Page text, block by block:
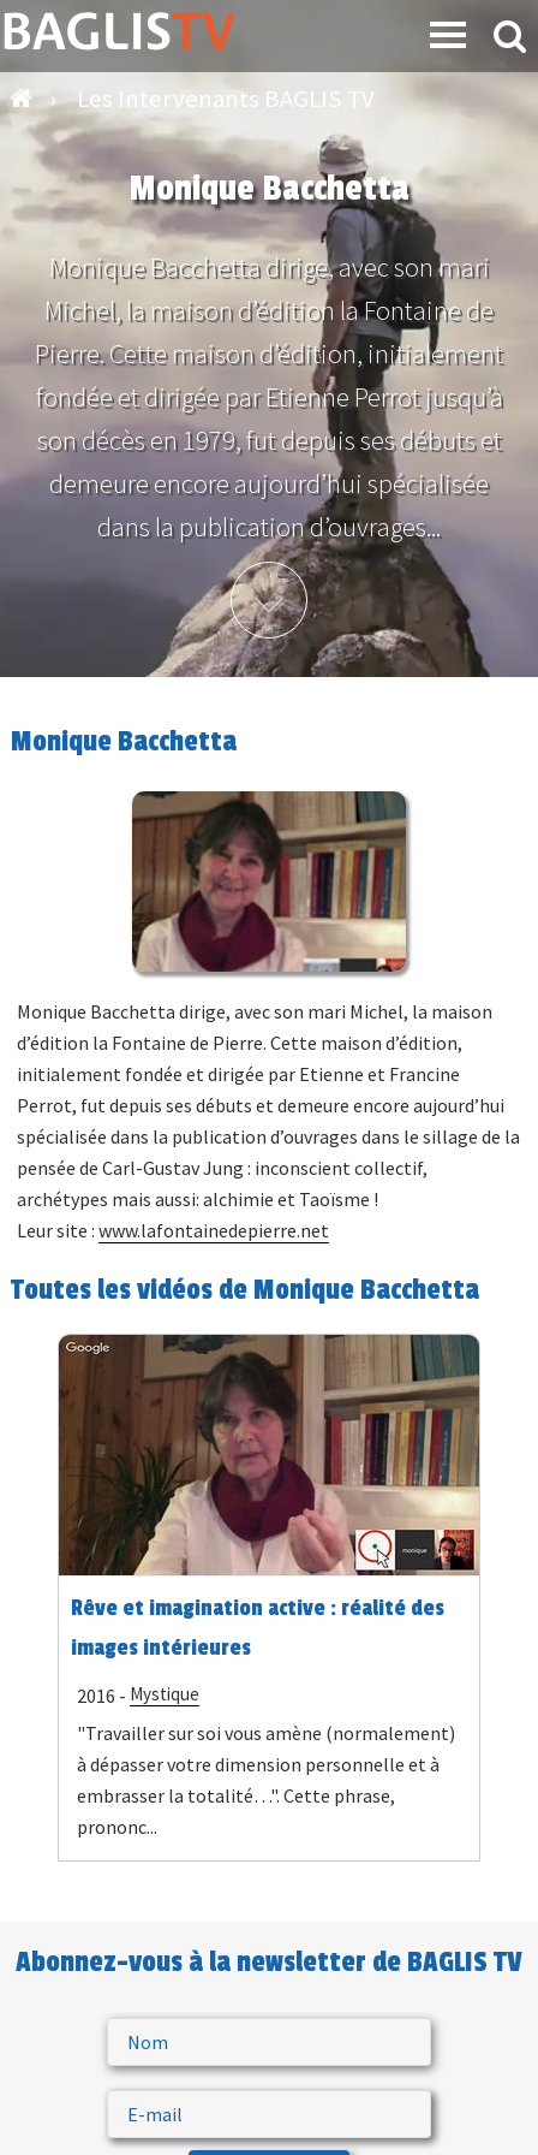
› Les Intervenants BAGLIS TV
Monique Bacchetta
Monique Bacchetta dirige, avec son mari
Michel, la maison d’édition la Fontaine de
Pierre. Cette maison d’édition, initialement
fondée et dirigée par Etienne Perrot jusqu’à
son décès en 1979, fut depuis ses débuts et
demeure encore aujourd’hui spécialisée
dans la publication d’ouvrages...
Plus d'info
Monique Bacchetta
Monique Bacchetta dirige, avec son mari Michel, la maison
d’édition la Fontaine de Pierre. Cette maison d’édition,
initialement fondée et dirigée par Etienne et Francine
Perrot, fut depuis ses débuts et demeure encore aujourd’hui
spécialisée dans la publication d’ouvrages dans le sillage de la
pensée de Carl-Gustav Jung : inconscient collectif,
archétypes mais aussi: alchimie et Taoïsme !
Leur site :www.lafontainedepierre.net
Toutes les vidéos de Monique Bacchetta
Rêve et imagination active : réalité des
images intérieures
2016 - Mystique
"Travailler sur soi vous amène (normalement)
à dépasser votre dimension personnelle et à
embrasser la totalité…". Cette phrase,
prononc...
Abonnez-vous à la newsletter de BAGLIS TV